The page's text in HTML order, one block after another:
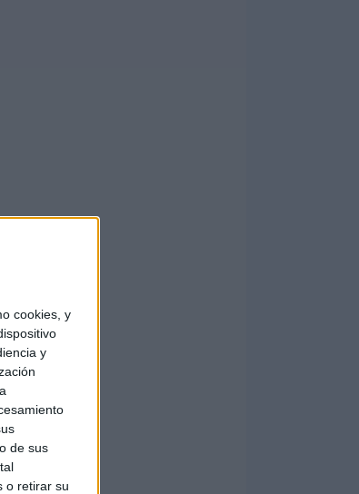
cookies, y
y
de sus
o retirar su